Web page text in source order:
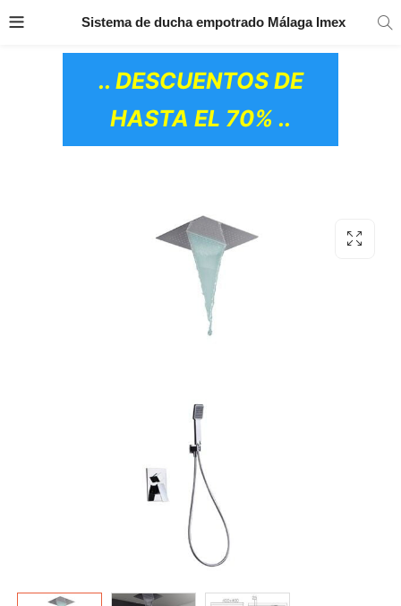
PRODUCTOS
.. DESCUENTOS DE
HASTA EL 70% ..
Sistema de ducha empotrado Málaga Imex